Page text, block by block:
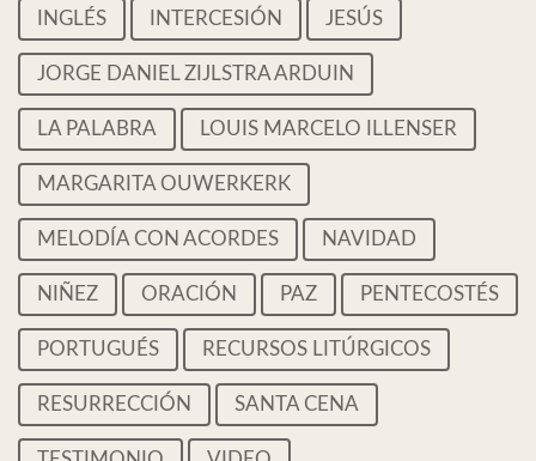
INGLÉS INTERCESIÓN JESÚS
JORGE DANIEL ZIJLSTRA ARDUIN
LA PALABRA LOUIS MARCELO ILLENSER
MARGARITA OUWERKERK
MELODÍA CON ACORDES NAVIDAD
NIÑEZ ORACIÓN PAZ PENTECOSTÉS
PORTUGUÉS RECURSOS LITÚRGICOS
RESURRECCIÓN SANTA CENA